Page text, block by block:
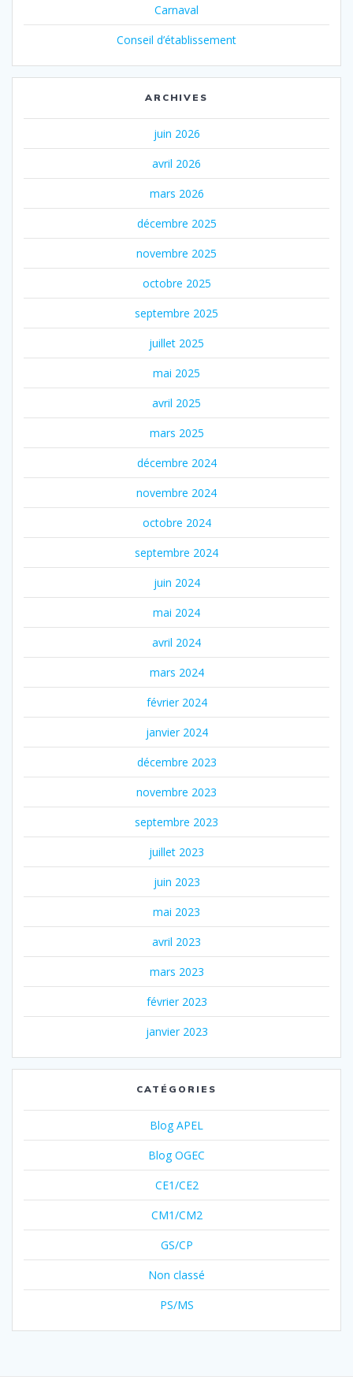
Carnaval
Conseil d’établissement
ARCHIVES
juin 2026
avril 2026
mars 2026
décembre 2025
novembre 2025
octobre 2025
septembre 2025
juillet 2025
mai 2025
avril 2025
mars 2025
décembre 2024
novembre 2024
octobre 2024
septembre 2024
juin 2024
mai 2024
avril 2024
mars 2024
février 2024
janvier 2024
décembre 2023
novembre 2023
septembre 2023
juillet 2023
juin 2023
mai 2023
avril 2023
mars 2023
février 2023
janvier 2023
CATÉGORIES
Blog APEL
Blog OGEC
CE1/CE2
CM1/CM2
GS/CP
Non classé
PS/MS